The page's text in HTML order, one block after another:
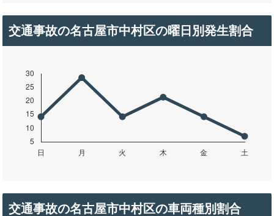
交通事故の名古屋市中村区の曜日別発生割合
交通事故の名古屋市中村区の車両種別割合